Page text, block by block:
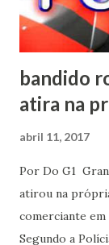
em 2011 houve
bandido
atira na
abril 11, 2017
Por Do G1
atirou na
comerciante em
Segundo a